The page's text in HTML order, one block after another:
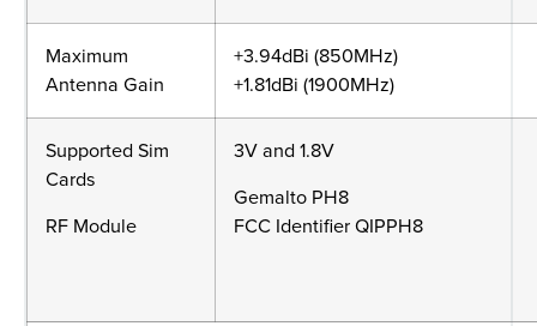
Maximum
Antenna Gain
+3.94dBi (850MHz)
+1.81dBi (1900MHz)
Supported Sim
Cards
RF Module
3V and 1.8V
Gemalto PH8
FCC Identifier QIPPH8